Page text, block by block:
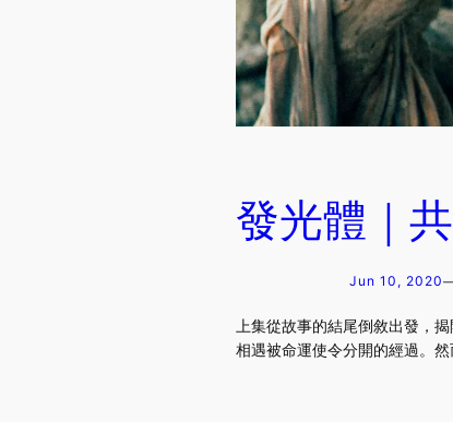
發光體｜
Jun 10, 2020
上集從故事的結尾倒敘出發，
相遇被命運使令分開的經過。